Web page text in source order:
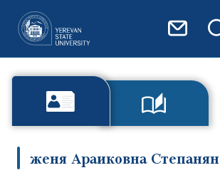
женя Араиковна Степанян